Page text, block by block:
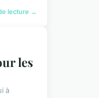
lecture →
les
à